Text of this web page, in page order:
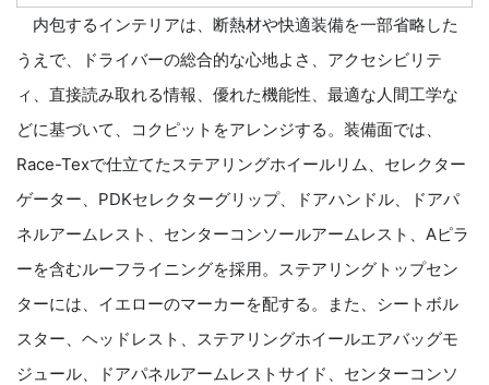
内包するインテリアは、断熱材や快適装備を一部省略した
うえで、ドライバーの総合的な心地よさ、アクセシビリテ
ィ、直接読み取れる情報、優れた機能性、最適な人間工学な
どに基づいて、コクピットをアレンジする。装備面では、
Race-Texで仕立てたステアリングホイールリム、セレクター
ゲーター、PDKセレクターグリップ、ドアハンドル、ドアパ
ネルアームレスト、センターコンソールアームレスト、Aピラ
ーを含むルーフライニングを採用。ステアリングトップセン
ターには、イエローのマーカーを配する。また、シートボル
スター、ヘッドレスト、ステアリングホイールエアバッグモ
ジュール、ドアパネルアームレストサイド、センターコンソ